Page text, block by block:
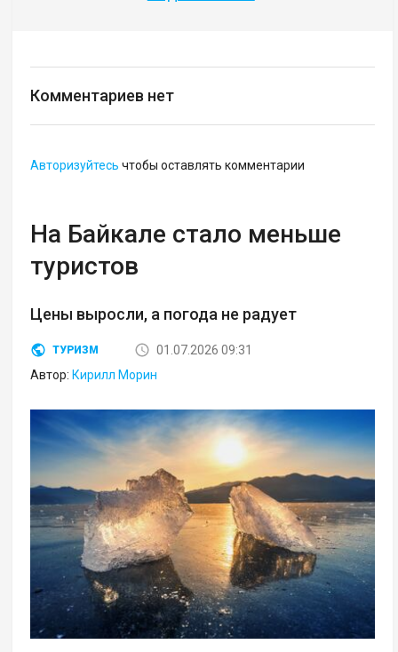
Комментариев нет
Авторизуйтесь чтобы оставлять комментарии
На Байкале стало меньше
туристов
Цены выросли, а погода не радует
ТУРИЗМ
01.07.2026 09:31
Автор: Кирилл Морин